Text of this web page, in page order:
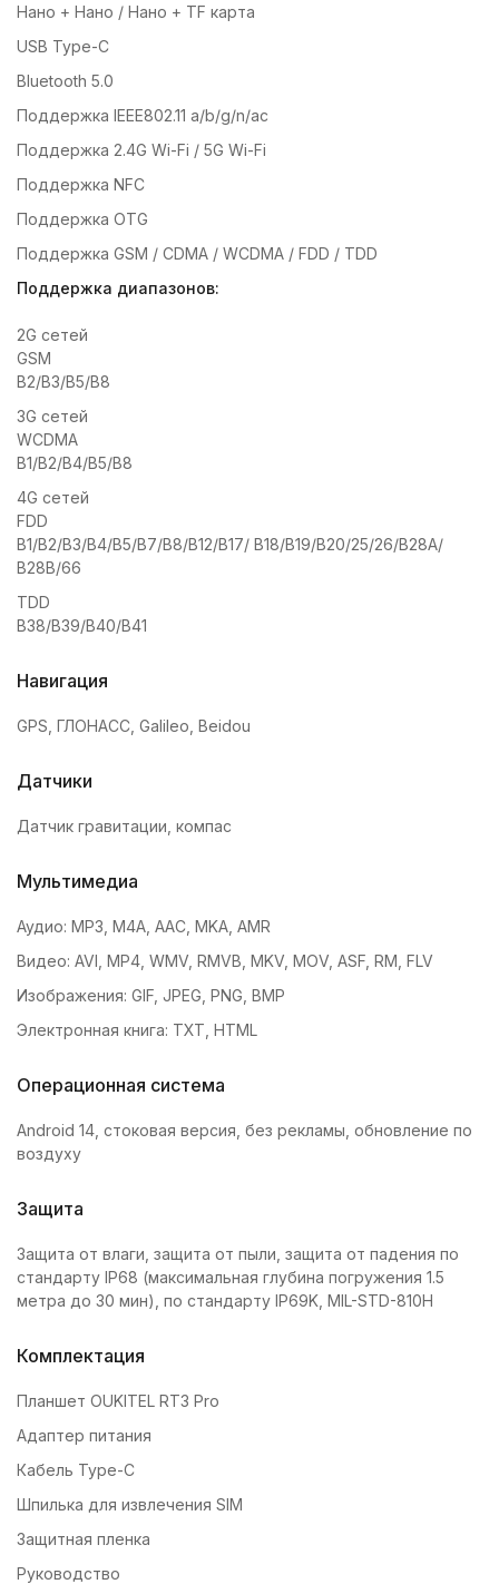
Нано + Нано / Нано + TF карта
USB Type-C
Bluetooth 5.0
Поддержка IEEE802.11 a/b/g/n/ac
Поддержка 2.4G Wi-Fi / 5G Wi-Fi
Поддержка NFC
Поддержка OTG
Поддержка GSM / CDMA / WCDMA / FDD / TDD
Поддержка диапазонов:
2G сетей
GSM
B2/B3/B5/B8
3G сетей
WCDMA
B1/B2/B4/B5/B8
4G сетей
FDD
B1/B2/B3/B4/B5/B7/B8/B12/B17/ B18/B19/B20/25/26/B28A/
B28B/66
TDD
B38/B39/B40/B41
Навигация
GPS, ГЛОНАСС, Galileo, Beidou
Датчики
Датчик гравитации, компас
Мультимедиа
Аудио: MP3, M4A, AAC, MKA, AMR
Видео: AVI, MP4, WMV, RMVB, MKV, MOV, ASF, RM, FLV
Изображения: GIF, JPEG, PNG, BMP
Электронная книга: TXT, HTML
Операционная система
Android 14, стоковая версия, без рекламы, обновление по
воздуху
Защита
Защита от влаги, защита от пыли, защита от падения по
стандарту IP68 (максимальная глубина погружения 1.5
метра до 30 мин), по стандарту IP69K, MIL-STD-810H
Комплектация
Планшет OUKITEL RT3 Pro
Адаптер питания
Кабель Type-C
Шпилька для извлечения SIM
Защитная пленка
Руководство